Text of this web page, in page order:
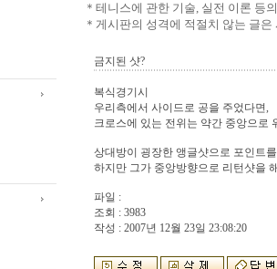
＊테니스에 관한 기술, 실전 이론 등
＊게시판의 성격에 적절치 않는 글
금지된 샷?
복식경기시
우리측에서 사이드로 공을 주었다면,
크로스에 있는 전위는 약간 중앙으로
상대방이 굉장한 앵글샷으로 포인트
하지만 그가 중앙방향으로 리턴샷을
파일 :
조회 : 3983
작성 : 2007년 12월 23일 23:08:20